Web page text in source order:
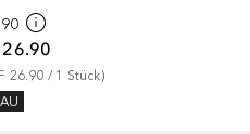
26.90
26.90 / 1 Stück)